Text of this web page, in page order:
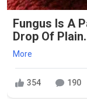
Fungus Is A
Drop Of
More
354 190